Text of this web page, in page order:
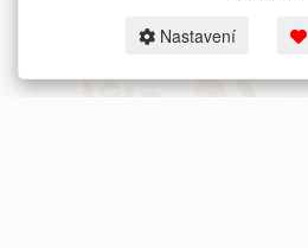
Nastavení